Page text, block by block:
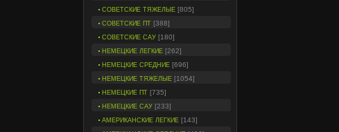
СОВЕТСКИЕ ТЯЖЕЛЫЕ [805]
СОВЕТСКИЕ ПТ [388]
СОВЕТСКИЕ САУ [180]
НЕМЕЦКИЕ ЛЕГКИЕ [262]
НЕМЕЦКИЕ СРЕДНИЕ [696]
НЕМЕЦКИЕ ТЯЖЕЛЫЕ [1054]
НЕМЕЦКИЕ ПТ [735]
НЕМЕЦКИЕ САУ [233]
АМЕРИКАНСКИЕ ЛЕГКИЕ [143]